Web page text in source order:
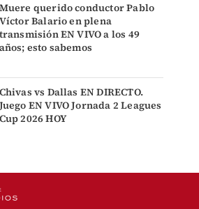
Muere querido conductor Pablo
Víctor Balario en plena
transmisión EN VIVO a los 49
años; esto sabemos
Chivas vs Dallas EN DIRECTO.
EN VIVO Jornada 2 Leagues
Cup 2026 HOY